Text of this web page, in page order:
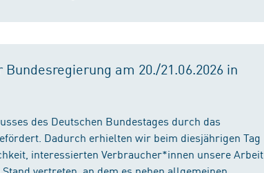
am 20./21.06.2026 in
des Deutschen Bundestages durch das
Dadurch erhielten wir beim diesjährigen Tag
interessierten Verbraucher*innen unsere Arbeit